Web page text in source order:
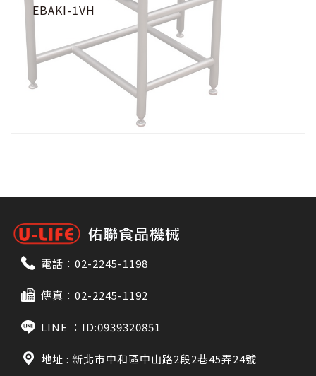
EBAKI-1VH
電話： 02-2245-1198
傳真：02-2245-1192
LINE ： ID:0939320851
地址 : 新北市中和區中山路2段2巷45弄24號